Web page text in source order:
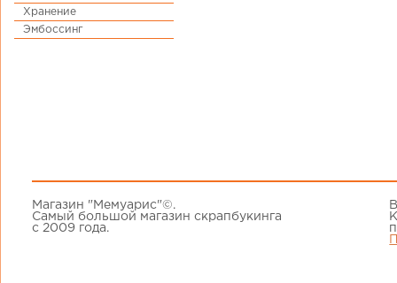
Хранение
Эмбоссинг
Магазин "Мемуарис"©.
Самый большой магазин скрапбукинга
с 2009 года.